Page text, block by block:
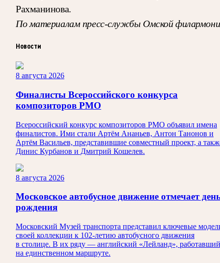
Рахманинова.
По материалам пресс-службы Омской
Новости
8 августа 2026
Финалисты Всероссийского конкурса
композиторов РМО
Всероссийский конкурс композиторов РМО объявил имена
финалистов. Ими стали Артём Ананьев, Антон Танонов и
Артём Васильев, представившие совместный проект, а
Динис Курбанов и Дмитрий Кошелев.
8 августа 2026
Московское автобусное движение отмечает
рождения
Московский Музей транспорта представил ключевые
своей коллекции к 102-летию автобусного движения
в столице. В их ряду — английский «Лейланд», работавший
на единственном маршруте.